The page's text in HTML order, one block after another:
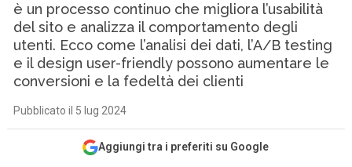
è un processo continuo che migliora l’usabilità
del sito e analizza il comportamento degli
utenti. Ecco come l’analisi dei dati, l’A/B testing
e il design user-friendly possono aumentare le
conversioni e la fedeltà dei clienti
Pubblicato il 5 lug 2024
Aggiungi tra i preferiti su Google